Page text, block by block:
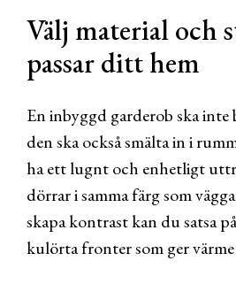
Välj material och
passar ditt hem
En inbyggd garderob ska inte
den ska också smälta in i
ha ett lugnt och enhetligt
dörrar i samma färg som
skapa kontrast kan du satsa
kulörta fronter som ger